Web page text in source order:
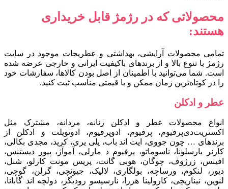
محصولاتی که در رژمژ قابل خریداری
هستند:
تمامی محصولات آرایشی، بهداشتی و عطریجات موجود در سایت
رژمژ با تنوع بالا و از برندهای باکیفیت ایرانی و خارجی عرضه شده
است. شما می‌توانید با اطمینان از اصل بودن کالاها، سفارشات خود
را در کوتاه‌ترین زمان ممکن و با قیمتی مناسب ثبت کنید.
عطر و ادکلن
انواع محصولات عطر و ادکلن زنانه، مردانه، مشترک مثل
اکستریت‌دی‌پرفیوم، پرفیوم، ادوپرفیوم، ادوتویلت و ادکلن از
برندهای … چون جووی، ایت اند باب، پلی یری، کرید، مجدی بکالی،
کارنر بارسلونا، ناسوماتو، پرفیوم د مارلی، آموآژ، پیور دیستنس،
افینس، زرژوف، چوگان، هوبی گانت، پریس مونت کارلو، شنل،
دیور، لنکوم، ورساچه، بولگاری، لالیک، جیونچی، گرلن، گوچی،
لنوین، نیناریچی، کارولینا هررا، نارسیسو رودیگز، دولچه اند گابانا،